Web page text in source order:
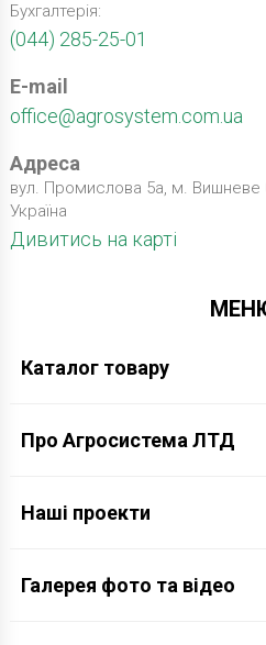
Бухгалтерія:
(044) 285-25-01
E-mail
office@agrosystem.com.ua
Адреса
вул. Промислова 5а, м. Вишневе
Україна
Дивитись на карті
Каталог товару
Про Агросистема ЛТД
Наші проекти
Галерея фото та відео